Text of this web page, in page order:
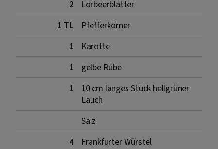
2
Lorbeerblätter
1 TL
Pfefferkörner
1
Karotte
1
gelbe Rübe
1
10 cm langes Stück hellgrüner
Lauch
Salz
4
Frankfurter Würstel